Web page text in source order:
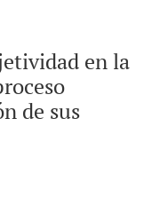
en la
de sus